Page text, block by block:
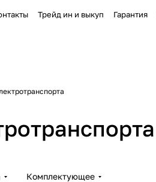
Трейд ин и выкуп Гарантия
Комплектующее